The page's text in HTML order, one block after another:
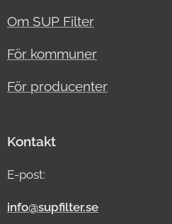
Om SUP Filter
För kommuner
För producenter
Kontakt
E-post:
info@supfilter.se